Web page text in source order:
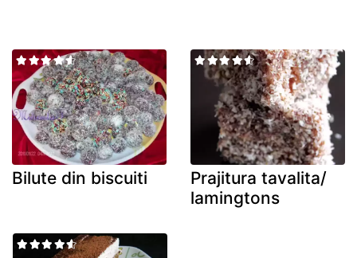
Bilute din biscuiti
Prajitura tavalita/
lamingtons